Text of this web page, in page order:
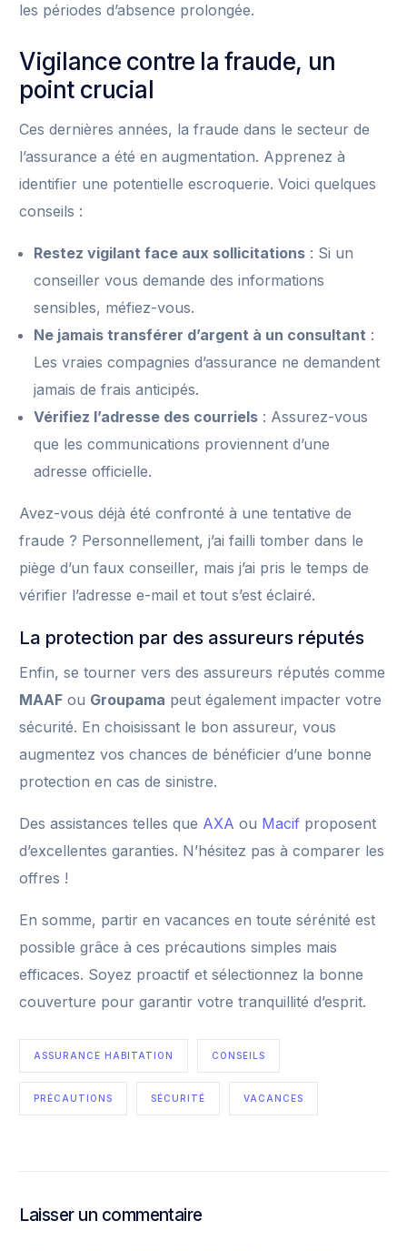
les périodes d’absence prolongée.
Vigilance contre la fraude, un
point crucial
Ces dernières années, la fraude dans le secteur de
l’assurance a été en augmentation. Apprenez à
identifier une potentielle escroquerie. Voici quelques
conseils :
Restez vigilant face aux sollicitations : Si un
conseiller vous demande des informations
sensibles, méfiez-vous.
Ne jamais transférer d’argent à un consultant :
Les vraies compagnies d’assurance ne demandent
jamais de frais anticipés.
Vérifiez l’adresse des courriels : Assurez-vous
que les communications proviennent d’une
adresse officielle.
Avez-vous déjà été confronté à une tentative de
fraude ? Personnellement, j’ai failli tomber dans le
piège d’un faux conseiller, mais j’ai pris le temps de
vérifier l’adresse e-mail et tout s’est éclairé.
La protection par des assureurs réputés
Enfin, se tourner vers des assureurs réputés comme
MAAF ou Groupama peut également impacter votre
sécurité. En choisissant le bon assureur, vous
augmentez vos chances de bénéficier d’une bonne
protection en cas de sinistre.
Des assistances telles que AXA ou Macif proposent
d’excellentes garanties. N’hésitez pas à comparer les
offres !
En somme, partir en vacances en toute sérénité est
possible grâce à ces précautions simples mais
efficaces. Soyez proactif et sélectionnez la bonne
couverture pour garantir votre tranquillité d’esprit.
ASSURANCE HABITATION CONSEILS
PRÉCAUTIONS SÉCURITÉ VACANCES
Laisser un commentaire